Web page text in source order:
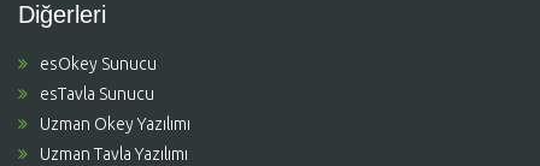
Diğerleri
esOkey Sunucu
esTavla Sunucu
Uzman Okey Yazılımı
Uzman Tavla Yazılımı